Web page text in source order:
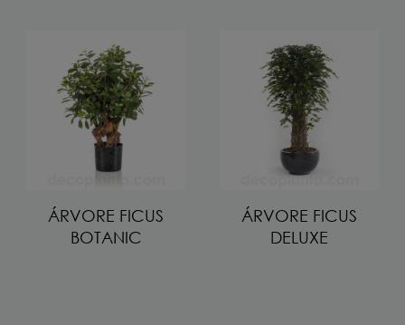
ÁRVORE FICUS
BOTANIC
ÁRVORE FICUS
DELUXE